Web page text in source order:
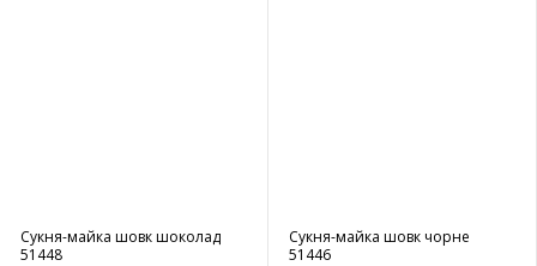
Сукня-майка шовк шоколад
51448
Сукня-майка шовк чорне
51446